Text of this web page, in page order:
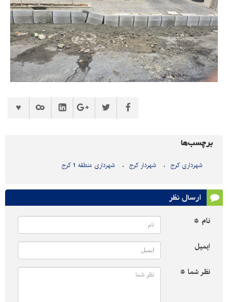
برچسب‌ها
شهرداری کرج شهردار کرج شهرداری منطقه 1 کرج
ارسال نظر
نام *
ایمیل
نظر شما *